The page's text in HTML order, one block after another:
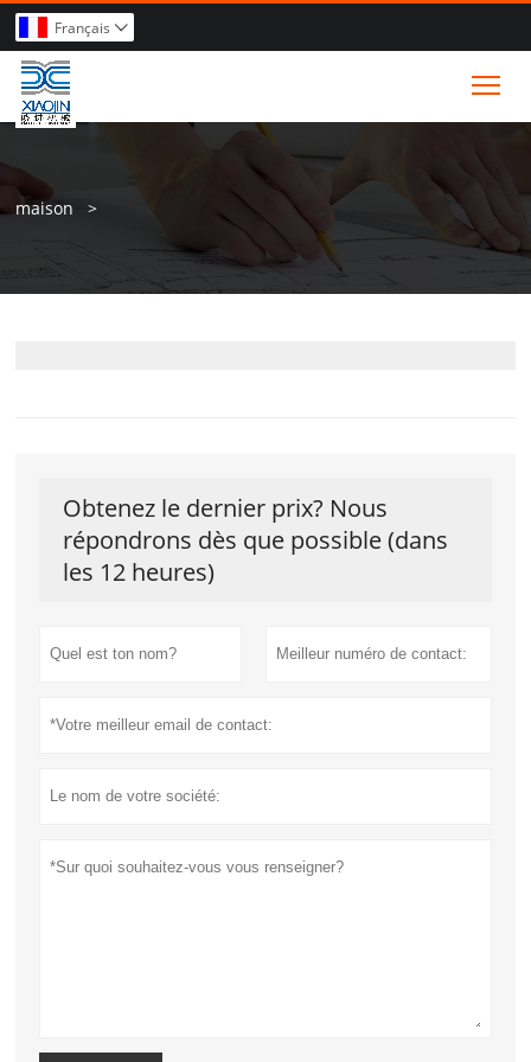
Français 
maison >
Obtenez le dernier prix? Nous
répondrons dès que possible (dans
les 12 heures)